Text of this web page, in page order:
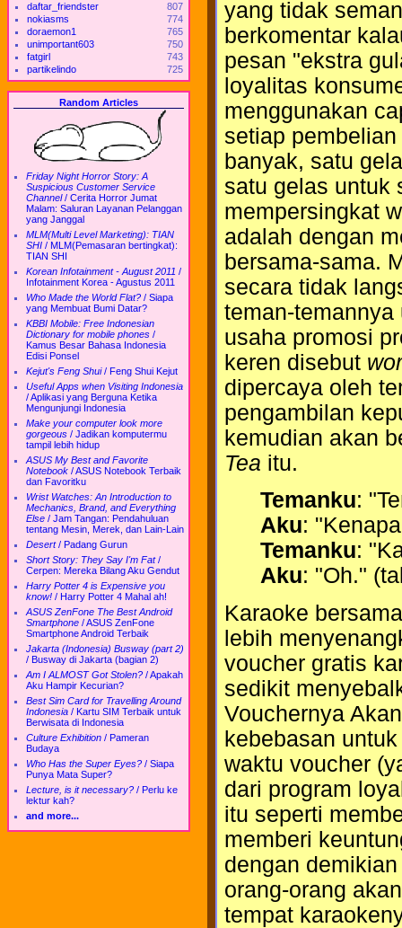
daftar_friendster
807
nokiasms
774
doraemon1
765
unimportant603
750
fatgirl
743
partikelindo
725
Random Articles
Friday Night Horror Story: A
Suspicious Customer Service
Channel/ Cerita Horror Jumat
Malam: Saluran Layanan Pelanggan
yang Janggal
MLM(Multi Level Marketing): TIAN
SHI / MLM(Pemasaran bertingkat):
TIAN SHI
Korean Infotainment - August 2011 /
Infotainment Korea - Agustus 2011
Who Made the World Flat? / Siapa
yang Membuat Bumi Datar?
KBBI Mobile: Free Indonesian
Dictionary for mobile phones /
Kamus Besar Bahasa Indonesia
Edisi Ponsel
Kejut's Feng Shui/ Feng Shui Kejut
Useful Apps when Visiting Indonesia
/Aplikasi yang Berguna Ketika
Mengunjungi Indonesia
Make your computer look more
gorgeous / Jadikan komputermu
tampil lebih hidup
ASUS My Best and Favorite
Notebook /ASUS Notebook Terbaik
dan Favoritku
Wrist Watches: An Introduction to
Mechanics, Brand, and Everything
Else / Jam Tangan: Pendahuluan
tentang Mesin, Merek, dan Lain-Lain
Desert/ Padang Gurun
Short Story: They Say I'm Fat/
Cerpen: Mereka Bilang Aku Gendut
Harry Potter 4 is Expensive you
know! / Harry Potter 4 Mahal ah!
ASUS ZenFone The Best Android
Smartphone /ASUS ZenFone
Smartphone Android Terbaik
Jakarta (Indonesia) Busway (part 2)
/ Busway di Jakarta (bagian 2)
Am I ALMOST Got Stolen? /Apakah
Aku Hampir Kecurian?
Best Sim Card for Travelling Around
Indonesia / Kartu SIM Terbaik untuk
Berwisata di Indonesia
Culture Exhibition / Pameran
Budaya
Who Has the Super Eyes? / Siapa
Punya Mata Super?
Lecture, is it necessary? / Perlu ke
lektur kah?
and more...
yang tidak
berkomentar
pesan "ekstra
loyalitas
menggunakan
setiap
banyak, satu
satu gelas untuk
mempersingkat
adalah dengan
bersama-sama.
secara tidak
teman-
usaha promosi
keren disebut
dipercaya oleh
pengambilan
kemudian akan
Tea itu.
Temanku:
Aku:
Temanku:
Aku: "Oh."
Karaoke
lebih
voucher gratis
sedikit
Vouchernya
kebebasan
waktu voucher
dari program
itu seperti
memberi
dengan
orang-orang
tempat